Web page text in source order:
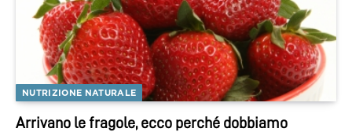
NUTRIZIONE NATURALE
Arrivano le fragole, ecco perché dobbiamo